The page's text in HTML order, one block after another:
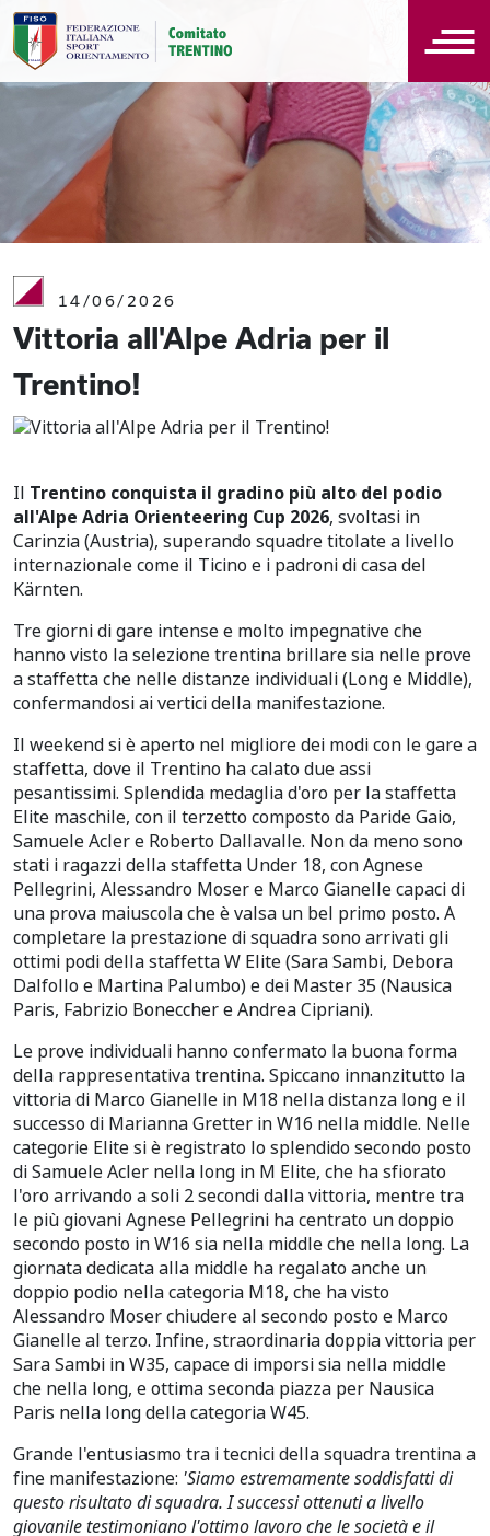
14/06/2026
Vittoria all'Alpe Adria per il
Trentino!
Il Trentino conquista il gradino più alto del podio
all'Alpe Adria Orienteering Cup 2026, svoltasi in
Carinzia (Austria), superando squadre titolate a livello
internazionale come il Ticino e i padroni di casa del
Kärnten.
Tre giorni di gare intense e molto impegnative che
hanno visto la selezione trentina brillare sia nelle prove
a staffetta che nelle distanze individuali (Long e Middle),
confermandosi ai vertici della manifestazione.
Il weekend si è aperto nel migliore dei modi con le gare a
staffetta, dove il Trentino ha calato due assi
pesantissimi. Splendida medaglia d'oro per la staffetta
Elite maschile, con il terzetto composto da Paride Gaio,
Samuele Acler e Roberto Dallavalle. Non da meno sono
stati i ragazzi della staffetta Under 18, con Agnese
Pellegrini, Alessandro Moser e Marco Gianelle capaci di
una prova maiuscola che è valsa un bel primo posto. A
completare la prestazione di squadra sono arrivati gli
ottimi podi della staffetta W Elite (Sara Sambi, Debora
Dalfollo e Martina Palumbo) e dei Master 35 (Nausica
Paris, Fabrizio Boneccher e Andrea Cipriani).
Le prove individuali hanno confermato la buona forma
della rappresentativa trentina. Spiccano innanzitutto la
vittoria di Marco Gianelle in M18 nella distanza long e il
successo di Marianna Gretter in W16 nella middle. Nelle
categorie Elite si è registrato lo splendido secondo posto
di Samuele Acler nella long in M Elite, che ha sfiorato
l'oro arrivando a soli 2 secondi dalla vittoria, mentre tra
le più giovani Agnese Pellegrini ha centrato un doppio
secondo posto in W16 sia nella middle che nella long. La
giornata dedicata alla middle ha regalato anche un
doppio podio nella categoria M18, che ha visto
Alessandro Moser chiudere al secondo posto e Marco
Gianelle al terzo. Infine, straordinaria doppia vittoria per
Sara Sambi in W35, capace di imporsi sia nella middle
che nella long, e ottima seconda piazza per Nausica
Paris nella long della categoria W45.
Grande l'entusiasmo tra i tecnici della squadra trentina a
fine manifestazione: 'Siamo estremamente soddisfatti di
questo risultato di squadra. I successi ottenuti a livello
giovanile testimoniano l'ottimo lavoro che le società e il